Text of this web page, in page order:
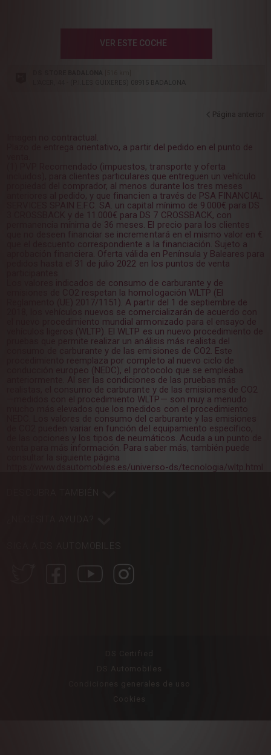
VER ESTE COCHE
L'ACER, 44 - (P.I.LES GUIXERES) 08915 BADALONA
Página anterior
Imagen no contractual.
Plazo de entrega orientativo, a partir del pedido en el punto de
(1) PVP Recomendado (impuestos, transporte y oferta
incluidos), para clientes particulares que entreguen un vehículo
propiedad del comprador, al menos durante los tres meses
anteriores al pedido, y que financien a través de PSA FINANCIAL
SERVICES SPAIN E.F.C. SA. un capital mínimo de 9.000€ para DS
3 CROSSBACK y de 11.000€ para DS 7 CROSSBACK, con
permanencia mínima de 36 meses. El precio para los clientes
que no deseen financiar se incrementará en el mismo valor en €
que el descuento correspondiente a la financiación. Sujeto a
aprobación financiera. Oferta válida en Península y Baleares para
pedidos hasta el 31 de julio 2022 en los puntos de venta
Los valores indicados de consumo de carburante y de
emisiones de CO2 respetan la homologación WLTP (El
Reglamento (UE) 2017/1151). A partir del 1 de septiembre de
2018, los vehículos nuevos se comercializarán de acuerdo con
el nuevo procedimiento mundial armonizado para el ensayo de
vehículos ligeros (WLTP). El WLTP es un nuevo procedimiento de
pruebas que permite realizar un análisis más realista del
consumo de carburante y de las emisiones de CO2. Este
procedimiento reemplaza por completo al nuevo ciclo de
conducción europeo (NEDC), el protocolo que se empleaba
anteriormente. Al ser las condiciones de las pruebas más
realistas, el consumo de carburante y de las emisiones de CO2
—medidos con el procedimiento WLTP— son muy a menudo
mucho más elevados que los medidos con el procedimiento
NEDC. Los valores de consumo del carburante y las emisiones
de CO2 pueden variar en función del equipamiento específico,
de las opciones y los tipos de neumáticos. Acuda a un punto de
venta para más información. Para saber más, también puede
consultar la siguiente página
https://www.dsautomobiles.es/universo-ds/tecnologia/wltp.html
SIGA A DS AUTOMOBILES
DS Certified
DS Automobiles
Condiciones generales de uso